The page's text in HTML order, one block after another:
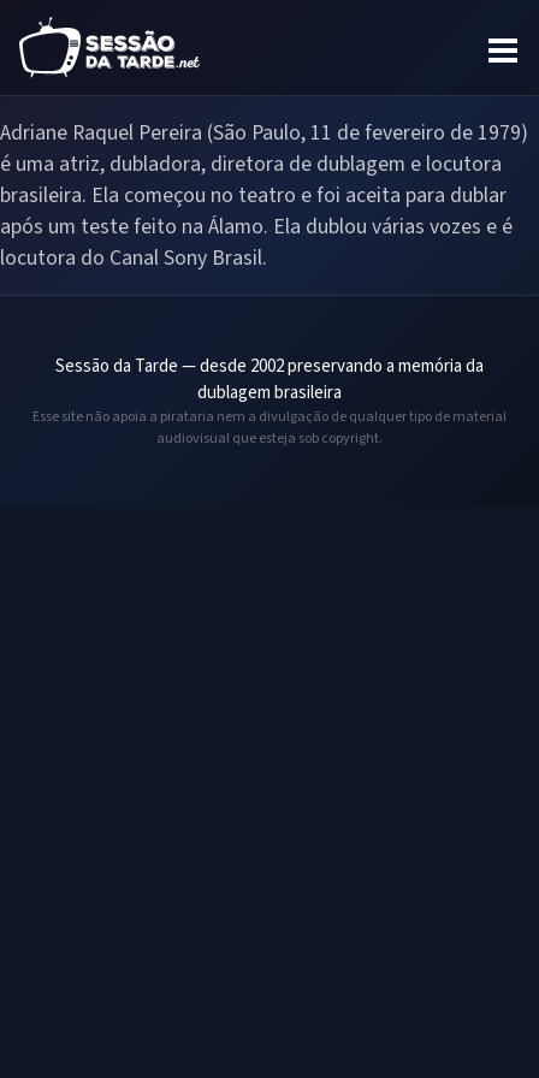
Adriane Raquel Pereira (São Paulo, 11 de fevereiro de 1979)
é uma atriz, dubladora, diretora de dublagem e locutora
brasileira. Ela começou no teatro e foi aceita para dublar
após um teste feito na Álamo. Ela dublou várias vozes e é
locutora do Canal Sony Brasil.
Sessão da Tarde — desde 2002 preservando a memória da
dublagem brasileira
Esse site não apoia a pirataria nem a divulgação de qualquer tipo de material
audiovisual que esteja sob copyright.